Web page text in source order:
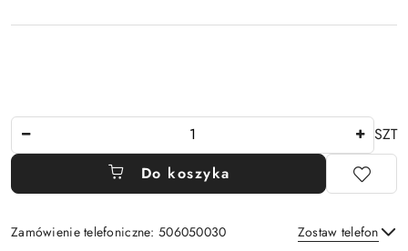
SZT
Do koszyka
Zamówienie telefoniczne: 506050030 Zostaw telefon